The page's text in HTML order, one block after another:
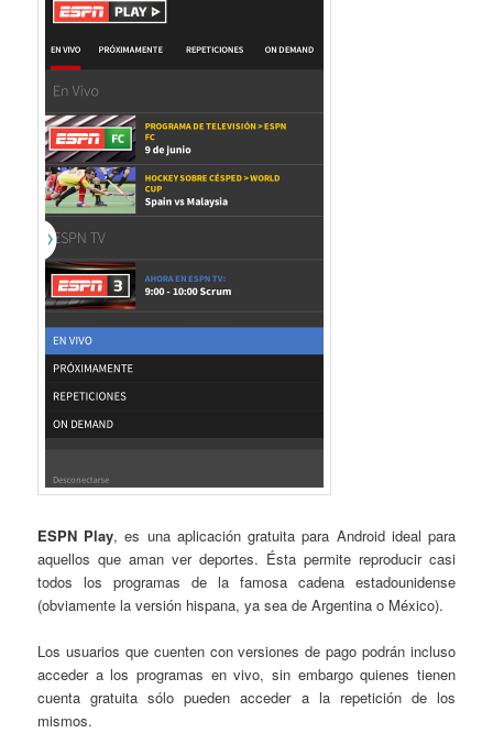
ESPN Play, es una aplicación gratuita para Android ideal para
aquellos que aman ver deportes. Ésta permite reproducir casi
todos los programas de la famosa cadena estadounidense
(obviamente la versión hispana, ya sea de Argentina o México).
Los usuarios que cuenten con versiones de pago podrán incluso
acceder a los programas en vivo, sin embargo quienes tienen
cuenta gratuita sólo pueden acceder a la repetición de los
mismos.